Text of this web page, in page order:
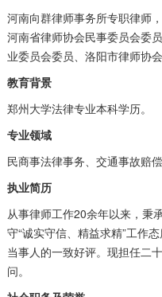
河南向群律师事务所专职律师
河南省律师协会民事委员会委
业委员会委员、洛阳市律师协
教育背景
郑州大学法律专业本科学历。
专业领域
民商事法律事务、交通事故赔
执业简历
从事律师工作20余年以来，秉
守“诚实守信、精益求精”工作
当事人的一致好评。现担任二
问。